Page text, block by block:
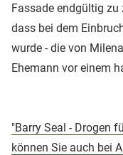
Fassade endgültig zu
dass bei dem
wurde - die von
Ehemann vor einem
"Barry Seal - Drogen
können Sie auch bei